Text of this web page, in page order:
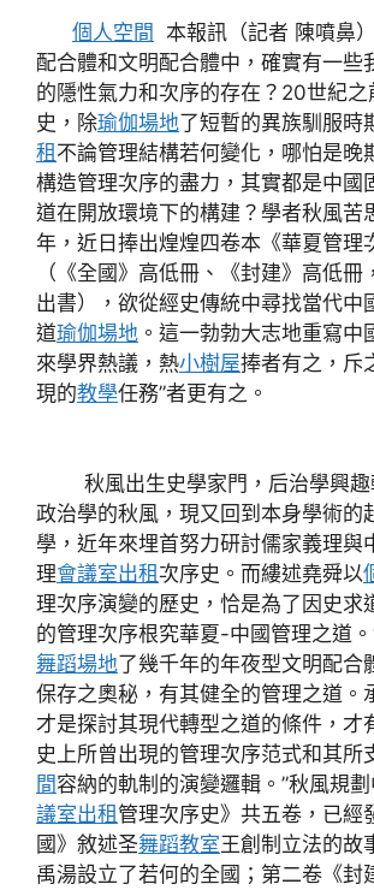
個人空間 本報訊（記者 陳噴鼻
配合體和文明配合體中，確實有一些
的隱性氣力和次序的存在？20世紀之
史，除瑜伽場地了短暫的異族馴服時
租 不論管理結構若何變化，哪怕是晚
構造管理次序的盡力，其實都是中國
道在開放環境下的構建？學者秋風苦
年，近日捧出煌煌四卷本《華夏管理
（《全國》高低冊、《封建》高低冊
出書），欲從經史傳統中尋找當代中
道瑜伽場地 。這一勃勃大志地重寫中
來學界熱議，熱小樹屋捧者有之，斥
現的教學任務”者更有之。
秋風出生史學家門，后治學興趣
政治學的秋風，現又回到本身學術
學，近年來埋首努力研討儒家義理與
理會議室出租次序史。而縷述堯舜以
理次序演變的歷史，恰是為了因史求
的管理次序根究華夏-中國管理之道
舞蹈場地了幾千年的年夜型文明配合
保存之奧秘，有其健全的管理之道。
才是探討其現代轉型之道的條件，才
史上所曾出現的管理次序范式和其所
間容納的軌制的演變邏輯。”秋風規
議室出租 管理次序史》共五卷，已經
國》敘述圣舞蹈教室王創制立法的故
禹湯設立了若何的全國；第二卷《封